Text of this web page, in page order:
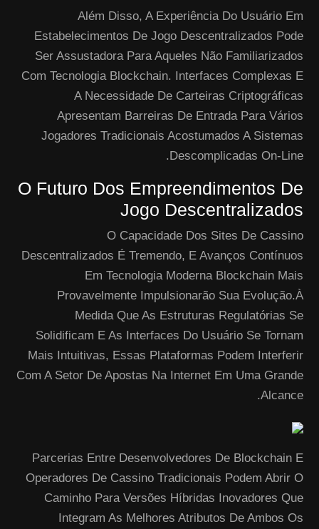
Além Disso, A Experiência Do Usuário Em
Estabelecimentos De Jogo Descentralizados Pode
Ser Assustadora Para Aqueles Não Familiarizados
Com Tecnologia Blockchain. Interfaces Complexas E
A Necessidade De Carteiras Criptográficas
Apresentam Barreiras De Entrada Para Vários
Jogadores Tradicionais Acostumados A Sistemas
Descomplicadas On-Line.
O Futuro Dos Empreendimentos De
Jogo Descentralizados
O Capacidade Dos Sites De Cassino
Descentralizados É Tremendo, E Avanços Contínuos
Em Tecnologia Moderna Blockchain Mais
Provavelmente Impulsionarão Sua Evolução.À
Medida Que As Estruturas Regulatórias Se
Solidificam E As Interfaces Do Usuário Se Tornam
Mais Intuitivas, Essas Plataformas Podem Interferir
Com A Setor De Apostas Na Internet Em Uma Grande
Alcance.
Parcerias Entre Desenvolvedores De Blockchain E
Operadores De Cassino Tradicionais Podem Abrir O
Caminho Para Versões Híbridas Inovadores Que
Integram As Melhores Atributos De Ambos Os